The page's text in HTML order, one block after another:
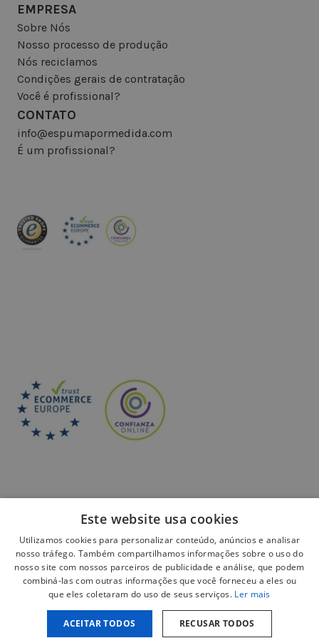
EMPRESA
Sobre Nós
Nosso processo de produção
Nós reciclamos
Condições gerais de contratação
Você é profissional?
CONTATO
info@espumapormedida.com
É um profissional?
Pagamento seguro:
Aviso legal
Este website usa cookies
Utilizamos cookies para personalizar conteúdo, anúncios e analisar
nosso tráfego. Também compartilhamos informações sobre o uso do
nosso site com nossos parceiros de publicidade e análise, que podem
combiná-las com outras informações que você forneceu a eles ou
que eles coletaram do uso de seus serviços. Ler mais
ACEITAR TODOS RECUSAR TODOS